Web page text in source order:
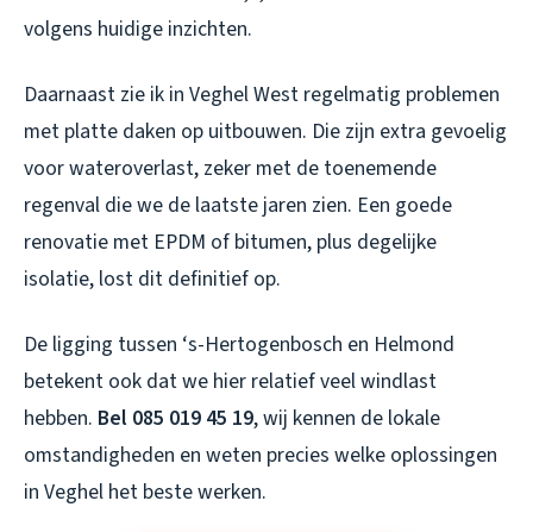
volgens huidige inzichten.
Daarnaast zie ik in Veghel West regelmatig problemen
met platte daken op uitbouwen. Die zijn extra gevoelig
voor wateroverlast, zeker met de toenemende
regenval die we de laatste jaren zien. Een goede
renovatie met EPDM of bitumen, plus degelijke
isolatie, lost dit definitief op.
De ligging tussen ‘s-Hertogenbosch en Helmond
betekent ook dat we hier relatief veel windlast
hebben. Bel 085 019 45 19, wij kennen de lokale
omstandigheden en weten precies welke oplossingen
in Veghel het beste werken.